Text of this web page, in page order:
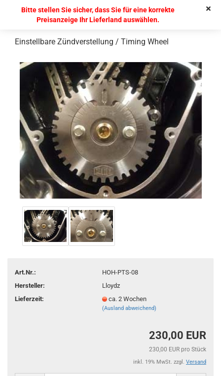
Bitte stellen Sie sicher, dass Sie für eine korrekte
Preisanzeige Ihr Lieferland auswählen.
Einstellbare Zündverstellung / Timing Wheel
Art.Nr.:
HOH-PTS-08
Hersteller:
Lloydz
Lieferzeit:
ca. 2 Wochen
(Ausland abweichend)
230,00 EUR
230,00 EUR pro Stück
inkl. 19% MwSt. zzgl. Versand